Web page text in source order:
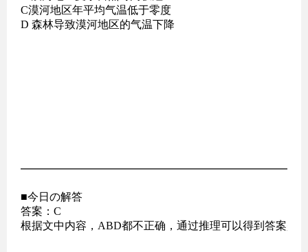
C漠河地区年平均气温低于零度
D 森林导致漠河地区的气温下降
■今日の解答
答案：C
根据文中内容，ABD都不正确，通过推理可以得到答案是C